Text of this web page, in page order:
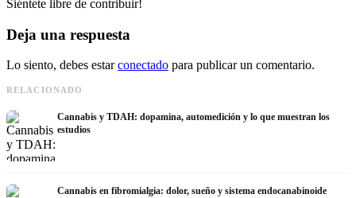
Siéntete libre de contribuir!
Deja una respuesta
Lo siento, debes estarconectado para publicar un comentario.
RELACIONADO
Cannabis y TDAH: dopamina, automedición y lo que muestran los
estudios
Cannabis en fibromialgia: dolor, sueño y sistema endocanabinoide